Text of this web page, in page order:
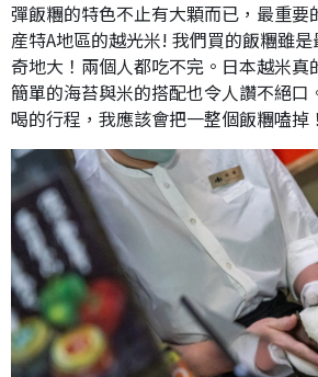
彈飯糰的特色不止有大顆而已，最重要
産特A地區的越光米! 我們買的飯糰雖
奇地大！兩個人都吃不完。日本越米真
簡單的海苔與米的搭配也令人讚不絕口
喝的行程，我應該會把一整個飯糰嗑掉！